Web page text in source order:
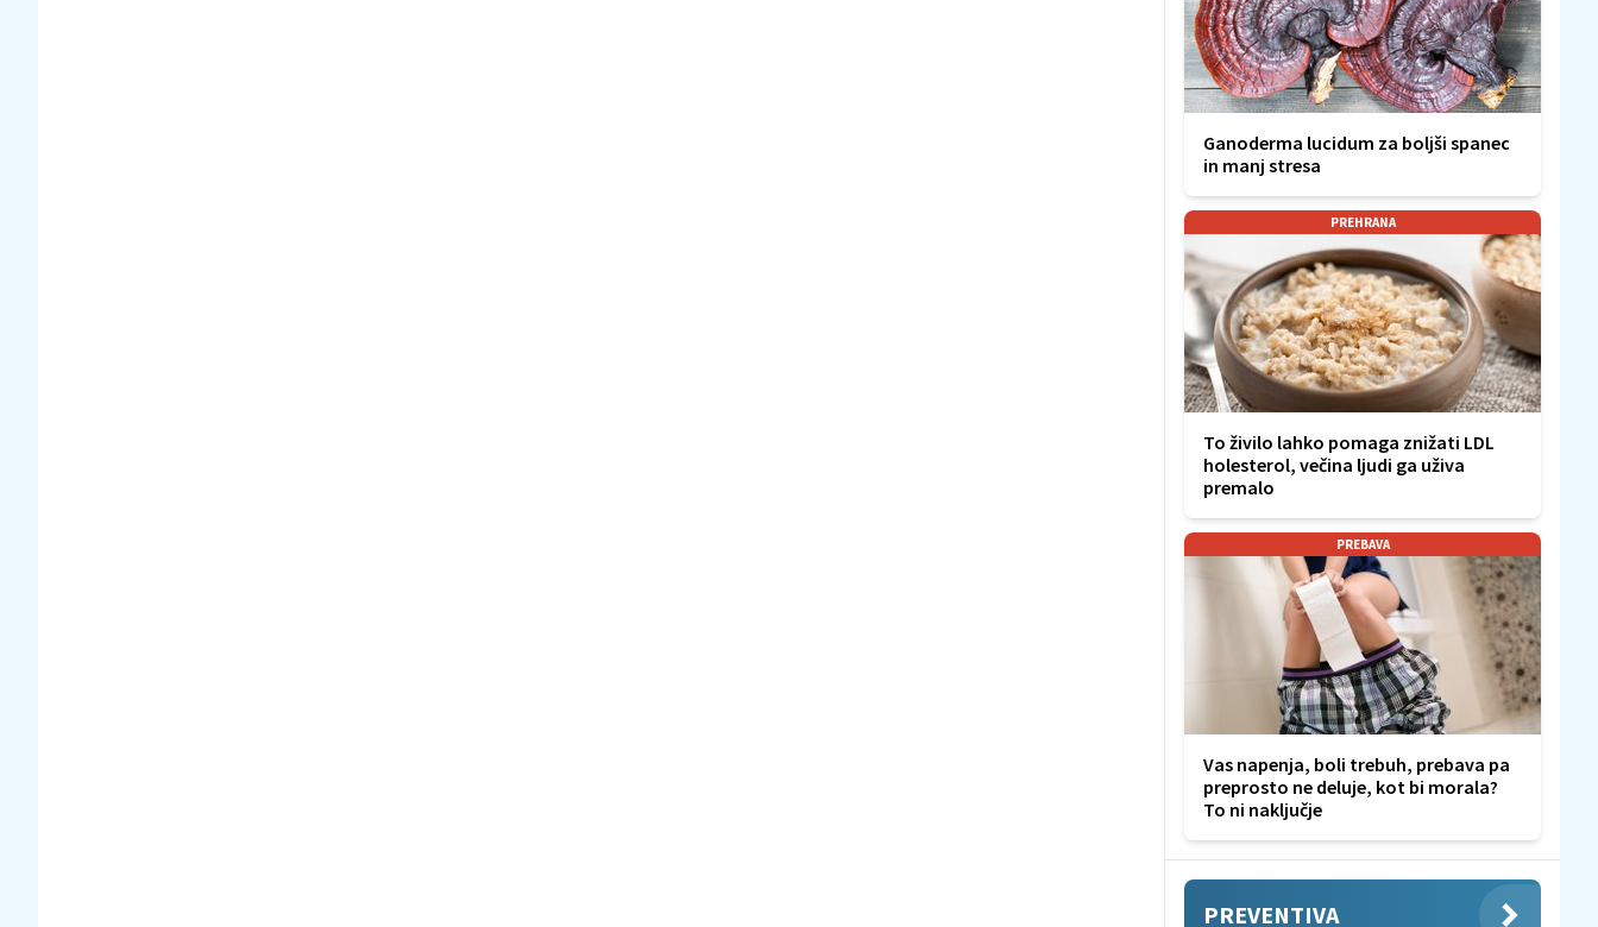
Ganoderma lucidum za boljši spanec
in manj stresa
PREHRANA
To živilo lahko pomaga znižati LDL
holesterol, večina ljudi ga uživa
premalo
PREBAVA
Vas napenja, boli trebuh, prebava pa
preprosto ne deluje, kot bi morala?
To ni naključje
PREVENTIVA